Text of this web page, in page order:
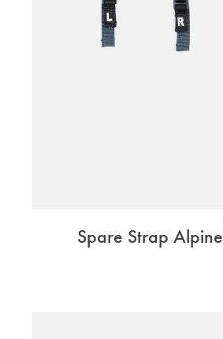
Spare Strap Alpine